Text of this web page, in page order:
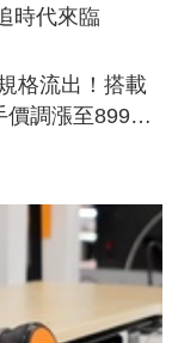
時代來臨
格流出！搭載
價調漲至899美